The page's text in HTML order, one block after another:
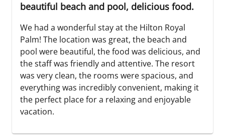
beautiful beach and pool, delicious food.
We had a wonderful stay at the Hilton Royal
Palm! The location was great, the beach and
pool were beautiful, the food was delicious, and
the staff was friendly and attentive. The resort
was very clean, the rooms were spacious, and
everything was incredibly convenient, making it
the perfect place for a relaxing and enjoyable
vacation.